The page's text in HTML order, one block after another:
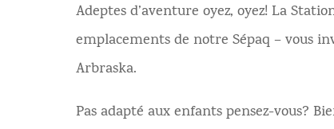
Adeptes d’aventure oyez, oyez! La
emplacements de notre Sépaq – vous
Arbraska.
Pas adapté aux enfants pensez-vous?